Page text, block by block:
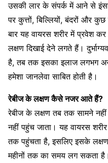
उसकी लार के संपर्क में आने से
पर कुत्तों, बिल्लियों, बंदरों और
बार यह वायरस शरीर में प्रवेश
लक्षण दिखाई देने लगते हैं।
है, तब तक इसका इलाज लगभग
हमेशा जानलेवा साबित होती है।
रेबीज के लक्षण कैसे नजर आते हैं?
रेबीज के लक्षण तब तक सामने
नहीं पहुंच जाता। यह वायरस
तक पहुंचता है, इसलिए इसके
महीनों तक का समय लग सकता